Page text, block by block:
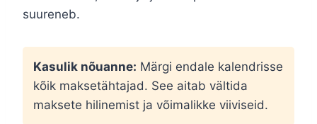
suureneb.
Kasulik nõuanne: Märgi endale kalendrisse
kõik maksetähtajad. See aitab vältida
maksete hilinemist ja võimalikke viiviseid.